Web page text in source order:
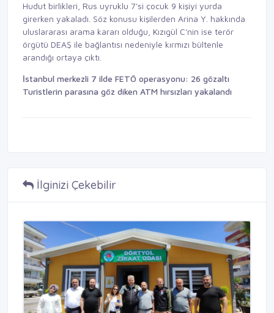
Hudut birlikleri, Rus uyruklu 7'si çocuk 9 kişiyi yurda
girerken yakaladı. Söz konusu kişilerden Arina Y. hakkında
uluslararası arama kararı olduğu, Kızıgül C'nin ise terör
örgütü DEAŞ ile bağlantısı nedeniyle kırmızı bültenle
arandığı ortaya çıktı.
İstanbul merkezli 7 ilde FETÖ operasyonu: 26 gözaltı
Turistlerin parasına göz diken ATM hırsızları yakalandı
İlginizi Çekebilir